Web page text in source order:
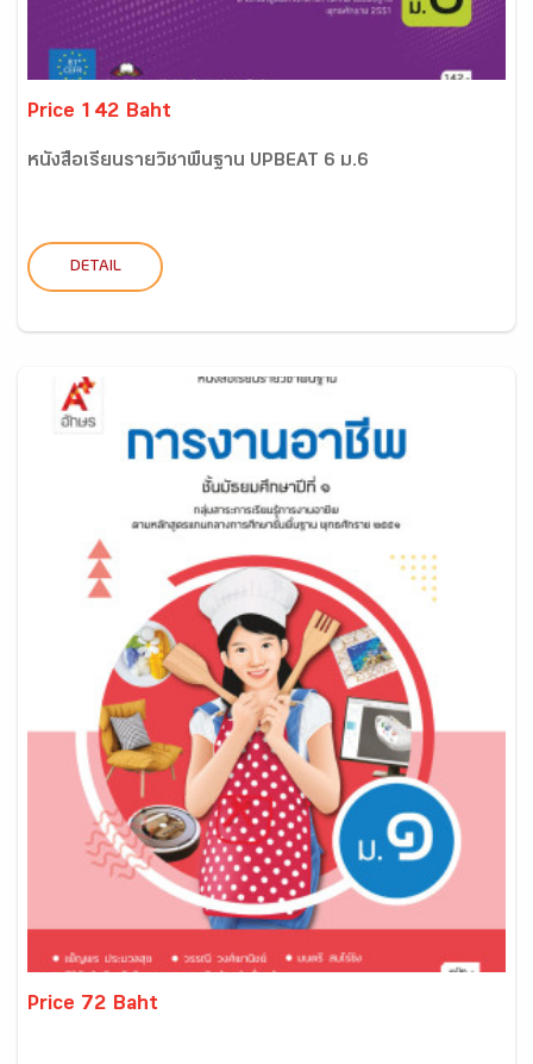
Price 142 Baht
หนังสือเรียนรายวิชาพื้นฐาน UPBEAT 6 ม.6
DETAIL
Price 72 Baht